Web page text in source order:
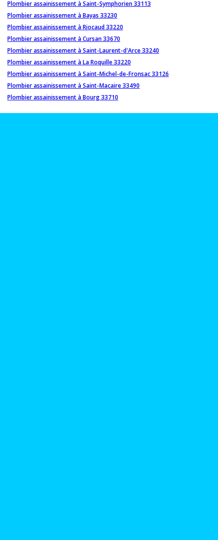
Plombier assainissement à Saint-Symphorien 33113
Plombier assainissement à Bayas 33230
Plombier assainissement à Riocaud 33220
Plombier assainissement à Cursan 33670
Plombier assainissement à Saint-Laurent-d'Arce 33240
Plombier assainissement à La Roquille 33220
Plombier assainissement à Saint-Michel-de-Fronsac 33126
Plombier assainissement à Saint-Macaire 33490
Plombier assainissement à Bourg 33710